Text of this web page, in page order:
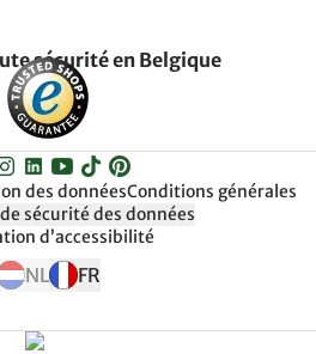
sécurité en Belgique
des donnéesConditions générales
sécurité des données
d’accessibilité
NL FR